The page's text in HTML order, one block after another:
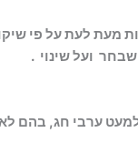
מעת לעת על פי
ועל שינוי .
ההזמנות : ימים א-ה 8:00עד 19:00 ימי ו'